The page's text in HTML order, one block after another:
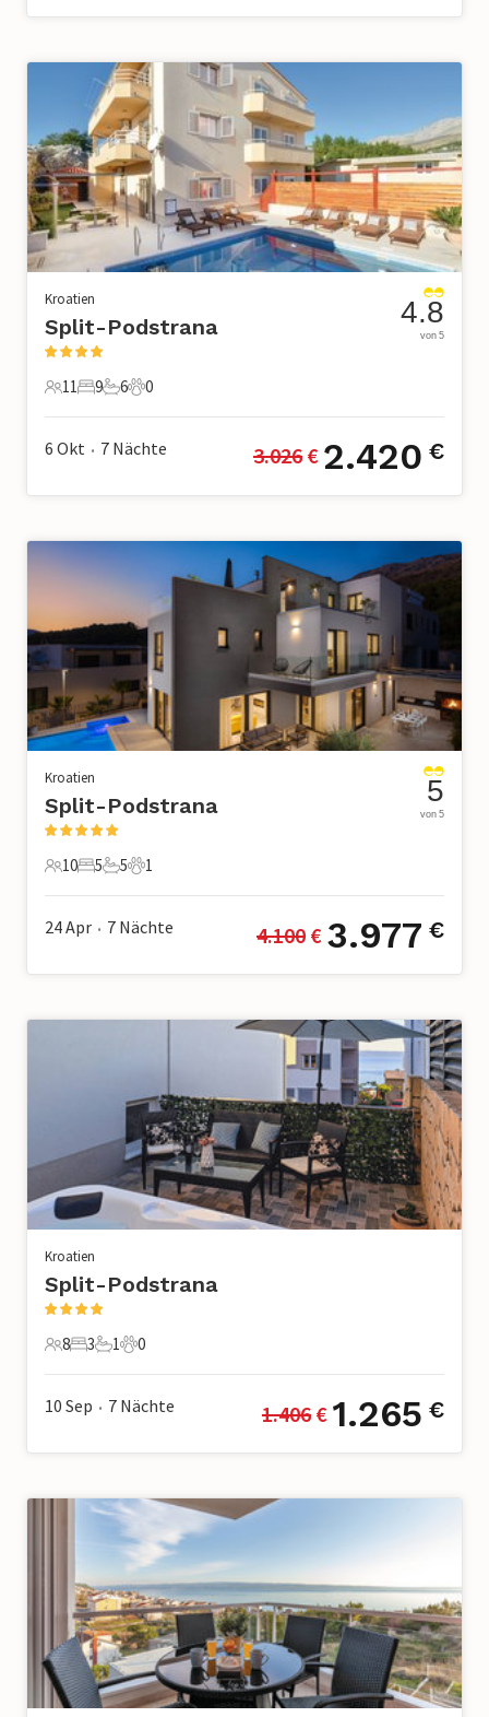
Kroatien
Split-Podstrana
11 Gäste
11
9 Schlafzimmer
9
6 Badezimmer
6
0 Haustiere
0
4.8
von 5
6 Okt • 7 Nächte 3.026 € 2.420 €
Kroatien
Split-Podstrana
10 Gäste
10
5 Schlafzimmer
5
5 Badezimmer
5
1 Haustier
1
5
von 5
24 Apr • 7 Nächte 4.100 € 3.977 €
Kroatien
Split-Podstrana
8 Gäste
8
3 Schlafzimmer
3
1 Badezimmer
1
0 Haustiere
0
10 Sep • 7 Nächte 1.406 € 1.265 €